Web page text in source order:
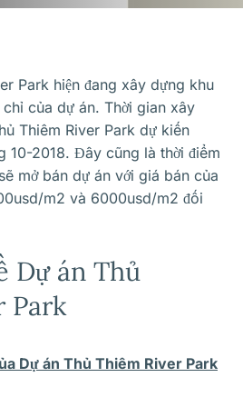
Park hiện đang xây dựng khu
của dự án. Thời gian xây
Thiêm River Park dự kiến
10-2018. Đây cũng là thời điểm
mở bán dự án với giá bán của
m2 và 6000usd/m2 đối
Dự án Thủ
Park
Dự án Thủ Thiêm River Park